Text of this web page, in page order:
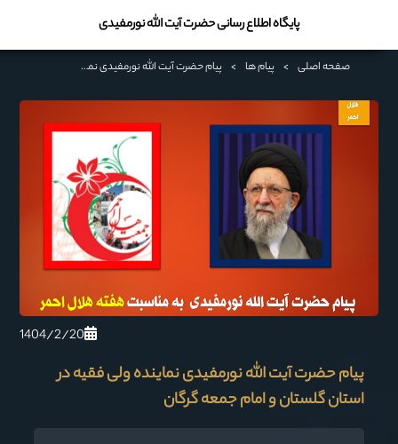
پایگاه اطلاع رسانی حضرت آیت الله نورمفیدی
صفحه اصلی > پیام ها > پیام حضرت آیت الله نورمفیدی نماینده ولی فقیه در استان گلستان و امام جمعه گرگان
1404/2/20
پیام حضرت آیت الله نورمفیدی نماینده ولی فقیه در
استان گلستان و امام جمعه گرگان